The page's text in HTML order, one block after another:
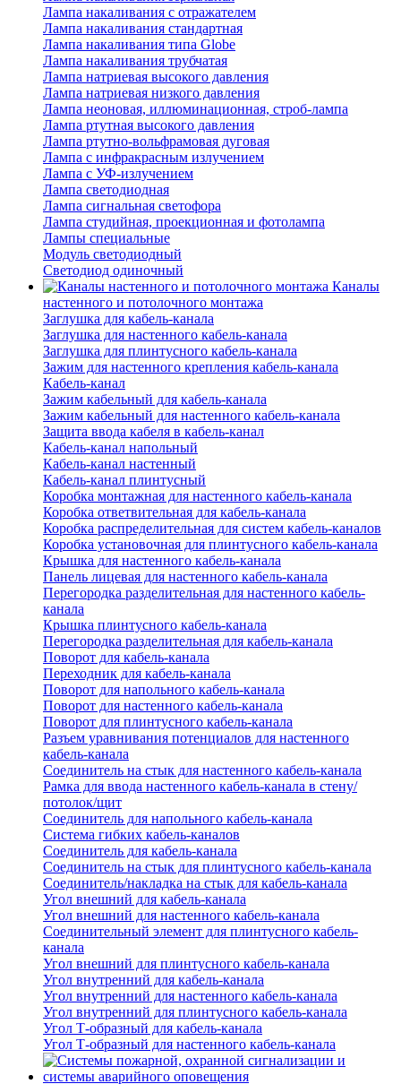
Лампа накаливания с отражателем
Лампа накаливания стандартная
Лампа накаливания типа Globe
Лампа накаливания трубчатая
Лампа натриевая высокого давления
Лампа натриевая низкого давления
Лампа неоновая, иллюминационная, строб-лампа
Лампа ртутная высокого давления
Лампа ртутно-вольфрамовая дуговая
Лампа с инфракрасным излучением
Лампа с УФ-излучением
Лампа светодиодная
Лампа сигнальная светофора
Лампа студийная, проекционная и фотолампа
Лампы специальные
Модуль светодиодный
Светодиод одиночный
Каналы
настенного и потолочного монтажа
Заглушка для кабель-канала
Заглушка для настенного кабель-канала
Заглушка для плинтусного кабель-канала
Зажим для настенного крепления кабель-канала
Кабель-канал
Зажим кабельный для кабель-канала
Зажим кабельный для настенного кабель-канала
Защита ввода кабеля в кабель-канал
Кабель-канал напольный
Кабель-канал настенный
Кабель-канал плинтусный
Коробка монтажная для настенного кабель-канала
Коробка ответвительная для кабель-канала
Коробка распределительная для систем кабель-каналов
Коробка установочная для плинтусного кабель-канала
Крышка для настенного кабель-канала
Панель лицевая для настенного кабель-канала
Перегородка разделительная для настенного кабель-
канала
Крышка плинтусного кабель-канала
Перегородка разделительная для кабель-канала
Поворот для кабель-канала
Переходник для кабель-канала
Поворот для напольного кабель-канала
Поворот для настенного кабель-канала
Поворот для плинтусного кабель-канала
Разъем уравнивания потенциалов для настенного
кабель-канала
Соединитель на стык для настенного кабель-канала
Рамка для ввода настенного кабель-канала в стену/
потолок/щит
Соединитель для напольного кабель-канала
Система гибких кабель-каналов
Соединитель для кабель-канала
Соединитель на стык для плинтусного кабель-канала
Соединитель/накладка на стык для кабель-канала
Угол внешний для кабель-канала
Угол внешний для настенного кабель-канала
Соединительный элемент для плинтусного кабель-
канала
Угол внешний для плинтусного кабель-канала
Угол внутренний для кабель-канала
Угол внутренний для настенного кабель-канала
Угол внутренний для плинтусного кабель-канала
Угол Т-образный для кабель-канала
Угол Т-образный для настенного кабель-канала